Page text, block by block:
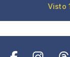
Visto